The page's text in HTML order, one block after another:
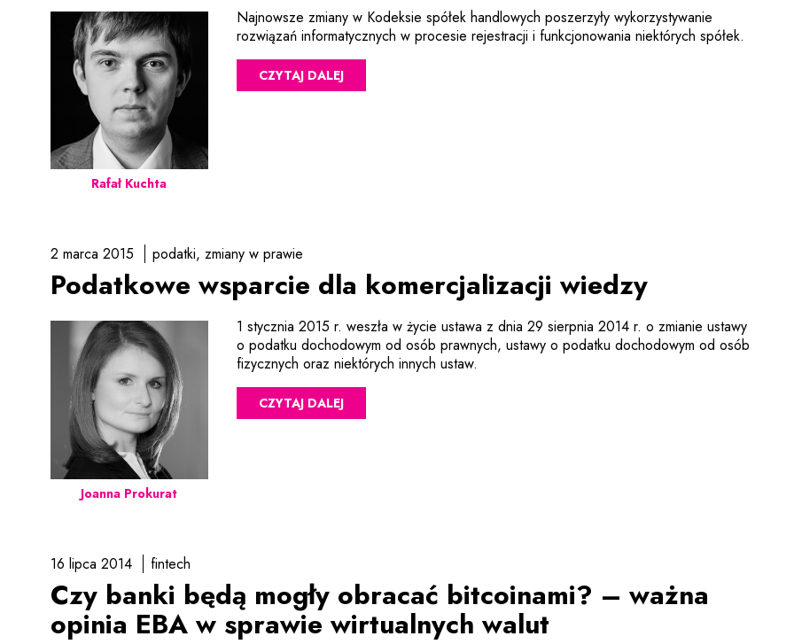
Najnowsze zmiany w Kodeksie spółek handlowych poszerzyły wykorzystywanie
rozwiązań informatycznych w procesie rejestracji i funkcjonowania niektórych spółek.
CZYTAJ DALEJ
Rafał Kuchta
2 marca 2015 podatki zmiany w prawie
Podatkowe wsparcie dla komercjalizacji wiedzy
1 stycznia 2015 r. weszła w życie ustawa z dnia 29 sierpnia 2014 r. o zmianie ustawy
o podatku dochodowym od osób prawnych, ustawy o podatku dochodowym od osób
fizycznych oraz niektórych innych ustaw.
CZYTAJ DALEJ
Joanna Prokurat
16 lipca 2014 fintech
Czy banki będą mogły obracać bitcoinami? – ważna
opinia EBA w sprawie wirtualnych walut